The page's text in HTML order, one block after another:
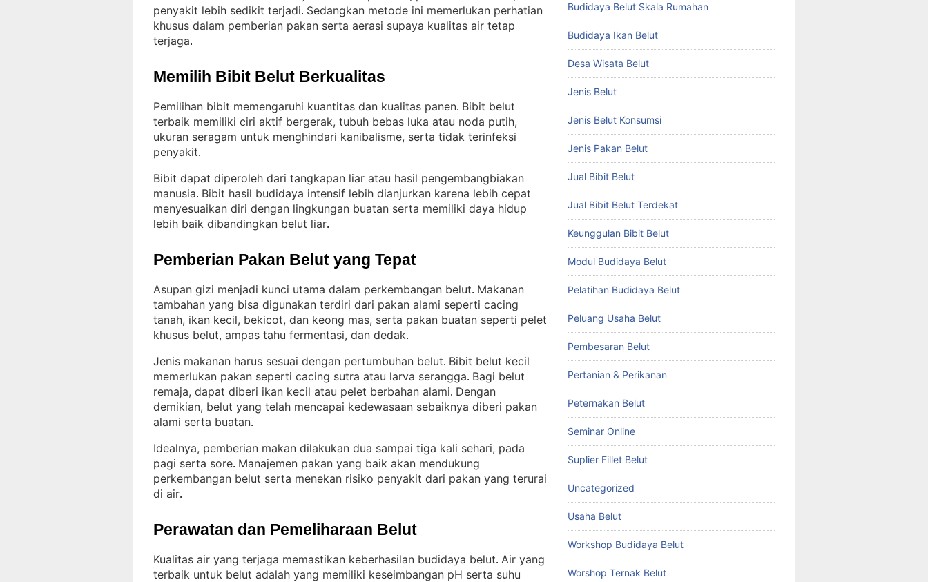
penyakit lebih sedikit terjadi. Sedangkan metode ini memerlukan perhatian
khusus dalam pemberian pakan serta aerasi supaya kualitas air tetap
terjaga.
Memilih Bibit Belut Berkualitas
Pemilihan bibit memengaruhi kuantitas dan kualitas panen. Bibit belut
terbaik memiliki ciri aktif bergerak, tubuh bebas luka atau noda putih,
ukuran seragam untuk menghindari kanibalisme, serta tidak terinfeksi
penyakit.
Bibit dapat diperoleh dari tangkapan liar atau hasil pengembangbiakan
manusia. Bibit hasil budidaya intensif lebih dianjurkan karena lebih cepat
menyesuaikan diri dengan lingkungan buatan serta memiliki daya hidup
lebih baik dibandingkan belut liar.
Pemberian Pakan Belut yang Tepat
Asupan gizi menjadi kunci utama dalam perkembangan belut. Makanan
tambahan yang bisa digunakan terdiri dari pakan alami seperti cacing
tanah, ikan kecil, bekicot, dan keong mas, serta pakan buatan seperti pelet
khusus belut, ampas tahu fermentasi, dan dedak.
Jenis makanan harus sesuai dengan pertumbuhan belut. Bibit belut kecil
memerlukan pakan seperti cacing sutra atau larva serangga. Bagi belut
remaja, dapat diberi ikan kecil atau pelet berbahan alami. Dengan
demikian, belut yang telah mencapai kedewasaan sebaiknya diberi pakan
alami serta buatan.
Idealnya, pemberian makan dilakukan dua sampai tiga kali sehari, pada
pagi serta sore. Manajemen pakan yang baik akan mendukung
perkembangan belut serta menekan risiko penyakit dari pakan yang terurai
di air.
Perawatan dan Pemeliharaan Belut
Kualitas air yang terjaga memastikan keberhasilan budidaya belut. Air yang
terbaik untuk belut adalah yang memiliki keseimbangan pH serta suhu
Budidaya Belut Skala Rumahan
Budidaya Ikan Belut
Desa Wisata Belut
Jenis Belut
Jenis Belut Konsumsi
Jenis Pakan Belut
Jual Bibit Belut
Jual Bibit Belut Terdekat
Keunggulan Bibit Belut
Modul Budidaya Belut
Pelatihan Budidaya Belut
Peluang Usaha Belut
Pembesaran Belut
Pertanian & Perikanan
Peternakan Belut
Seminar Online
Suplier Fillet Belut
Uncategorized
Usaha Belut
Workshop Budidaya Belut
Worshop Ternak Belut